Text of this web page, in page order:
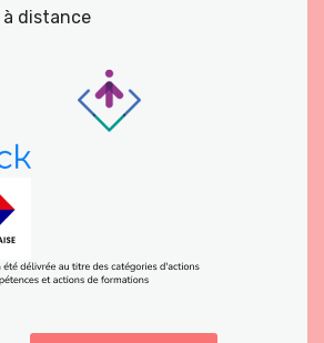
à distance